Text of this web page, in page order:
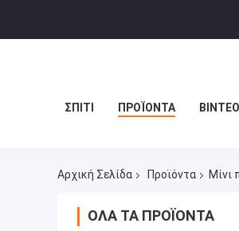
ΣΠΊΤΙ ΠΡΟΪΌΝΤΑ ΒΊΝΤΕΟ
Αρχική Σελίδα Προϊόντα Μίνι
ΌΛΑ ΤΑ ΠΡΟΪΌΝΤΑ